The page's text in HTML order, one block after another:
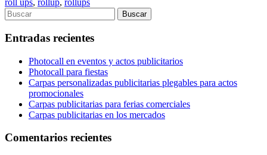
roll ups, rollup, rollups
Entradas recientes
Photocall en eventos y actos publicitarios
Photocall para fiestas
Carpas personalizadas publicitarias plegables para actos
promocionales
Carpas publicitarias para ferias comerciales
Carpas publicitarias en los mercados
Comentarios recientes